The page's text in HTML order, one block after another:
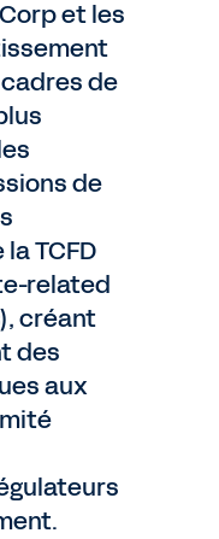
et les
de
de
TCFD
related
créant
des
aux